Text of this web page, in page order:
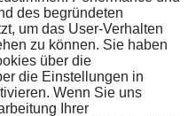
des begründeten
um das User-Verhalten
zu können. Sie haben
über die
die Einstellungen in
Wenn Sie uns
Ihrer